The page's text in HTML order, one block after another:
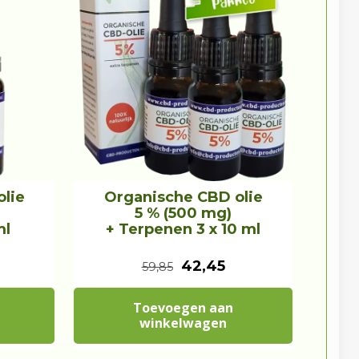
Organische CBD olie
5 % (500 mg)
+ Terpenen 3 x 10 ml
59,85
O
o
r
s
42,45H
u
i
d
Toevoegen aan
winkelwagen